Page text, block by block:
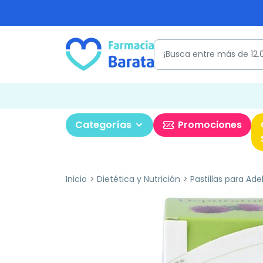
Categorías Promociones
Inicio Dietética y Nutrición Pastillas para